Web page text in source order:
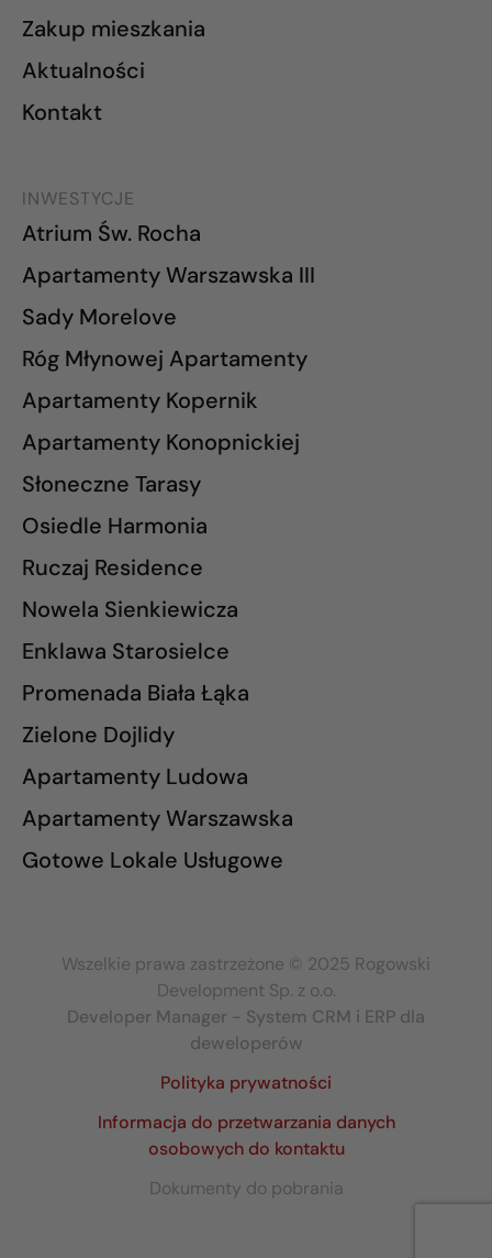
Zakup mieszkania
Aktualności
Kontakt
INWESTYCJE
Atrium Św. Rocha
Apartamenty Warszawska III
Sady Morelove
Róg Młynowej Apartamenty
Apartamenty Kopernik
Apartamenty Konopnickiej
Słoneczne Tarasy
Osiedle Harmonia
Ruczaj Residence
Nowela Sienkiewicza
Enklawa Starosielce
Promenada Biała Łąka
Zielone Dojlidy
Apartamenty Ludowa
Apartamenty Warszawska
Gotowe Lokale Usługowe
Wszelkie prawa zastrzeżone © 2025 Rogowski
Development Sp. z o.o.
Developer Manager - System CRM i ERP dla
deweloperów
Polityka prywatności
Informacja do przetwarzania danych
osobowych do kontaktu
Dokumenty do pobrania